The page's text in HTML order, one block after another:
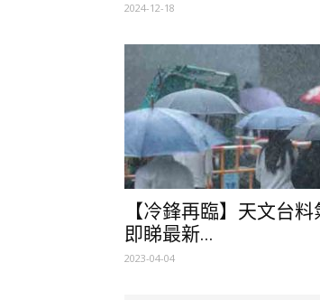
2024-12-18
【冷鋒再臨】天文台
即睇最新...
2023-04-04